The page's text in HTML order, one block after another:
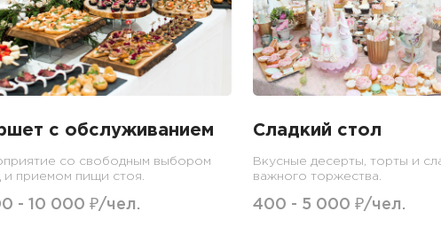
с обслуживанием
со свободным выбором
и приемом пищи стоя.
- 10 000 ₽/чел.
Сладкий стол
Вкусные десерты, торты и
важного торжества.
400 - 5 000 ₽/чел.